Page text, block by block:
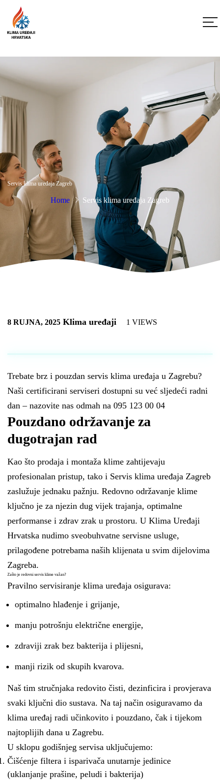
Servis klima uređaja Zagreb
Home Servis klima uređaja Zagreb
8 RUJNA, 2025 Klima uređaji 1 VIEWS
Trebate brz i pouzdan servis klima uređaja u Zagrebu?
Naši certificirani serviseri dostupni su već sljedeći radni
dan – nazovite nas odmah na 095 123 00 04
Pouzdano održavanje za
dugotrajan rad
Kao što prodaja i montaža klime zahtijevaju
profesionalan pristup, tako i Servis klima uređaja Zagreb
zaslužuje jednaku pažnju. Redovno održavanje klime
ključno je za njezin dug vijek trajanja, optimalne
performanse i zdrav zrak u prostoru. U Klima Uređaji
Hrvatska nudimo sveobuhvatne servisne usluge,
prilagođene potrebama naših klijenata u svim dijelovima
Zagreba.
Zašto je redovni servis klime važan?
Pravilno servisiranje klima uređaja osigurava:
optimalno hlađenje i grijanje,
manju potrošnju električne energije,
zdraviji zrak bez bakterija i plijesni,
manji rizik od skupih kvarova.
Naš tim stručnjaka redovito čisti, dezinficira i provjerava
svaki ključni dio sustava. Na taj način osiguravamo da
klima uređaj radi učinkovito i pouzdano, čak i tijekom
najtoplijih dana u Zagrebu.
U sklopu godišnjeg servisa uključujemo:
Čišćenje filtera i isparivača unutarnje jedinice
(uklanjanje prašine, peludi i bakterija)